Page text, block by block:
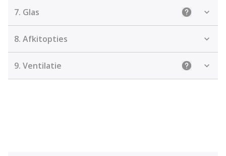
7. Glas Uitleg:
8. Afkitopties
9. Ventilatie Uitleg: